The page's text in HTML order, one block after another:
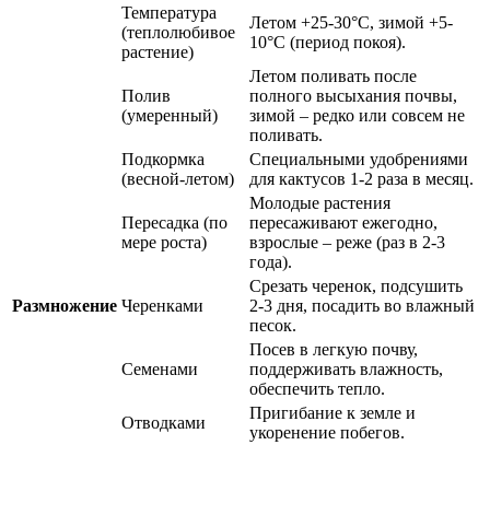
Температура
(теплолюбивое
растение)
Летом +25-30°C, зимой +5-
10°C (период покоя).
Полив
(умеренный)
Летом поливать после
полного высыхания почвы,
зимой – редко или совсем не
поливать.
Подкормка
(весной-летом)
Специальными удобрениями
для кактусов 1-2 раза в месяц.
Пересадка (по
мере роста)
Молодые растения
пересаживают ежегодно,
взрослые – реже (раз в 2-3
года).
Размножение Черенками
Срезать черенок, подсушить
2-3 дня, посадить во влажный
песок.
Семенами
Посев в легкую почву,
поддерживать влажность,
обеспечить тепло.
Отводками
Пригибание к земле и
укоренение побегов.